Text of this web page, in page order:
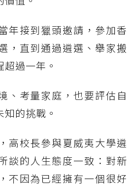
年接到獵頭邀請，參加香
，直到通過遴選、舉家搬
過一年。
、考量家庭，也要評估自
的挑戰。
高校長參與夏威夷大學遴
談的人生態度一致：對新
不因為已經擁有一個很好